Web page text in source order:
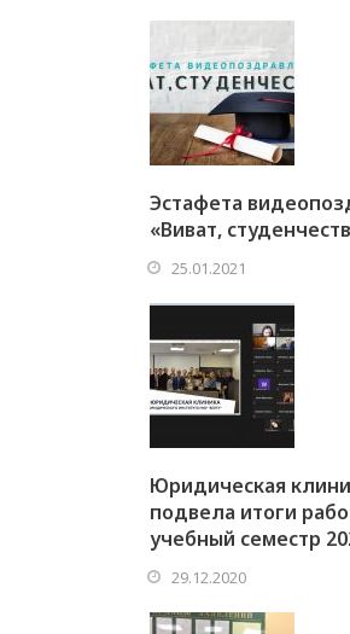
Эстафета
«Виват,
25.01.2021
Юридическая
подвела итоги
учебный семестр
29.12.2020